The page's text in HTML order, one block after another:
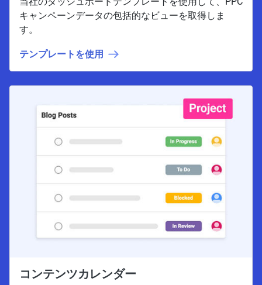
キャンペーンデータの包括的なビューを取得しま
す。
テンプレートを使用
コンテンツカレンダー